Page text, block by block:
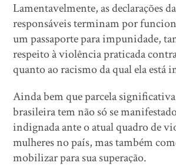
Lamentavelmente, as declarações
responsáveis terminam por
um passaporte para impunidade,
respeito à violência praticada
quanto ao racismo da qual ela está
Ainda bem que parcela
brasileira tem não só se
indignada ante o atual quadro de
mulheres no país, mas também
mobilizar para sua superação.